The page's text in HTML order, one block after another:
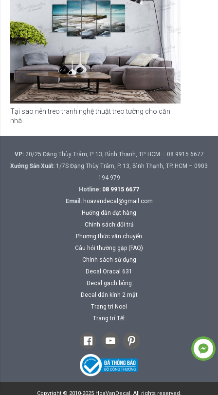
Tại sao nên treo tranh nghệ thuật treo tường cho căn
nhà
VP:20/25 Đặng Thùy Trâm, P. 13, Bình Thạnh, TP. HCM – 08 9915 6677
Xưởng Sản Xuất: 1/7S Đặng Thùy Trâm, P. 13, Bình Thạnh, TP. HCM – 0903
194 979
Hotline: 08 9915 6677
Email: hoavandecal@gmail.com
Hướng dẫn đặt hàng
Chính sách đổi trả
Phương thức vận chuyển
Câu hỏi thường gặp (FAQ)
Chính sách sử dụng
Decal Oracal 631
Decal gạch bông
Decal dán kính 2 mặt
Trang trí Noel
Trang trí Tết
Copyright © 2010-2025 HoaVanDecal. All rights reserved.